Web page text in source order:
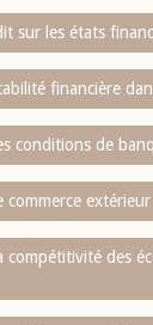
sur les états
financière
conditions de
commerce extérieur
compétitivité des